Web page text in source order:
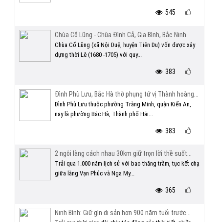
545
Chùa Cổ Lũng - Chùa Đình Cả, Gia Bình, Bắc Ninh
Chùa Cổ Lũng (xã Nội Duệ, huyện Tiên Du) vốn được xây
dựng thời Lê (1680 -1705) với quy...
383
Đình Phù Lưu, Bắc Hà thờ phụng tứ vị Thành hoàng...
Đình Phù Lưu thuộc phường Tràng Minh, quận Kiến An,
nay là phường Bắc Hà, Thành phố Hải...
383
2 ngôi làng cách nhau 30km giữ trọn lời thề suốt...
Trải qua 1.000 năm lịch sử với bao thăng trầm, tục kết chạ
giữa làng Vạn Phúc và Nga My...
365
Ninh Bình: Giữ gìn di sản hơn 900 năm tuổi trước...